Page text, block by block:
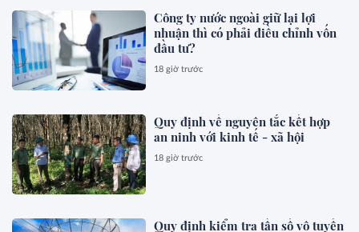
Công ty nước ngoài giữ lại lợi
nhuận thì có phải điều chỉnh vốn
đầu tư?
18 giờ trước
Quy định về nguyên tắc kết hợp
an ninh với kinh tế - xã hội
18 giờ trước
Quy định kiểm tra tần số vô tuyến